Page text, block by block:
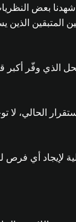
بعض
المتبقين
الذي وفّر
أي فرص